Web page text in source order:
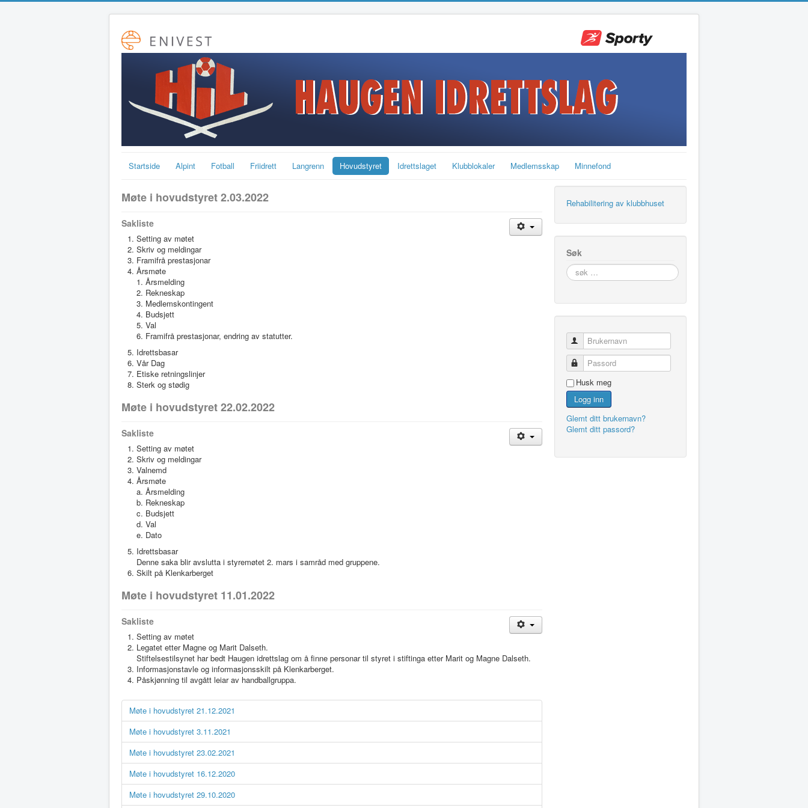
Startside Alpint Fotball Friidrett Langrenn Hovudstyret Idrettslaget Klubblokaler Medlemsskap Minnefond
Møte i hovudstyret 2.03.2022
Sakliste
Setting av møtet
Skriv og meldingar
Framifrå prestasjonar
Årsmøte
Årsmelding
Rekneskap
Medlemskontingent
Budsjett
Val
Framifrå prestasjonar, endring av statutter.
Idrettsbasar
Vår Dag
Etiske retningslinjer
Sterk og stødig
Møte i hovudstyret 22.02.2022
Sakliste
Setting av møtet
Skriv og meldingar
Valnemd
Årsmøte
Årsmelding
Rekneskap
Budsjett
Val
Dato
Idrettsbasar
Denne saka blir avslutta i styremøtet 2. mars i samråd med gruppene.
Skilt på Klenkarberget
Møte i hovudstyret 11.01.2022
Sakliste
Setting av møtet
Legatet etter Magne og Marit Dalseth.
Stiftelsestilsynet har bedt Haugen idrettslag om å finne personar til styret i stiftinga etter Marit og Magne Dalseth.
Informasjonstavle og informasjonsskilt på Klenkarberget.
Påskjønning til avgått leiar av handballgruppa.
Møte i hovudstyret 21.12.2021
Møte i hovudstyret 3.11.2021
Møte i hovudstyret 23.02.2021
Møte i hovudstyret 16.12.2020
Møte i hovudstyret 29.10.2020
Rehabilitering av klubbhuset
Søk
søk
…
Brukernavn
Passord
Husk meg
Logg inn
Glemt ditt brukernavn?
Glemt ditt passord?